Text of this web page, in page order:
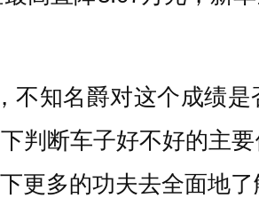
不知名爵对这个成绩
判断车子好不好的主
更多的功夫去全面地了